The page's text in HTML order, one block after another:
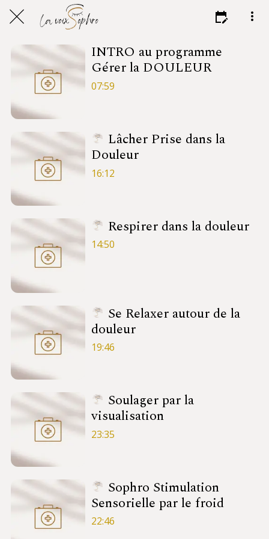
INTRO au programme
Gérer la DOULEUR
07:59
Lâcher Prise dans la
Douleur
16:12
Respirer dans la douleur
14:50
Se Relaxer autour de la
douleur
19:46
Soulager par la
visualisation
23:35
Sophro Stimulation
Sensorielle par le froid
22:46